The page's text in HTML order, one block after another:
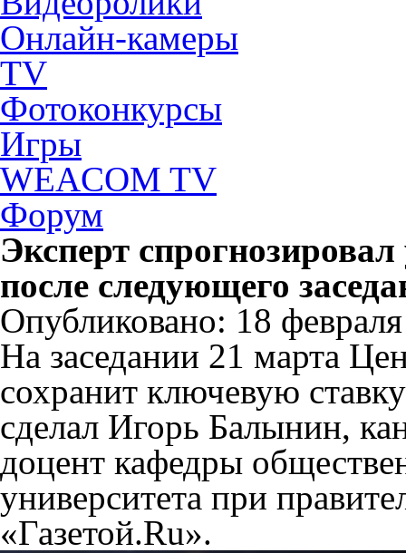
Онлайн-камеры
TV
Фотоконкурсы
Игры
WEACOM TV
Форум
Эксперт
после следующего
Опубликовано: 18
На заседании 21 марта
сохранит ключевую
сделал Игорь Балынин,
доцент кафедры
университета при
«Газетой.Ru».